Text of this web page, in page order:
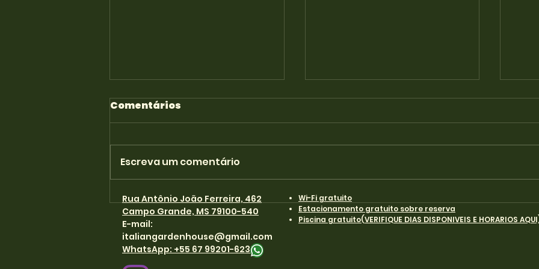
Casa do Artesão
Situada em um prédio
marca o crescimento da
nossa Capital, a Casa do
Artesão de Campo Grande é
um espaço...
Bioparque Pantanal
Aquário do Pantanal,
Campo Grande, Mato
Grosso do Sul, inaugurado
em 28...
Comentários
Escreva um comentário
Rua Antônio João Ferreira, 462
Campo Grande, MS 79100-540
E-mail:
italiangardenhouse@gmail.com
WhatsApp: +55 67 99201-6238
Wi-Fi gratuito
Estacionamento gratuito sobre reserva
Piscina gratuito(VERIFIQUE DIAS DISPONIVEIS E HORARIOS